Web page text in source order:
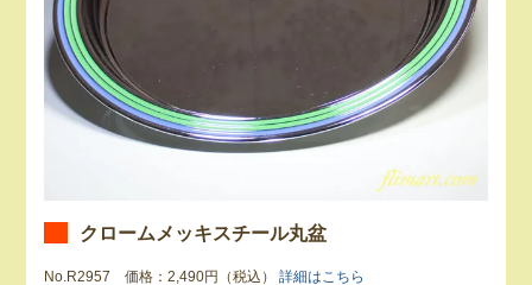
クロームメッキスチール丸盆
No.R2957 価格：2,490円（税込）詳細はこちら